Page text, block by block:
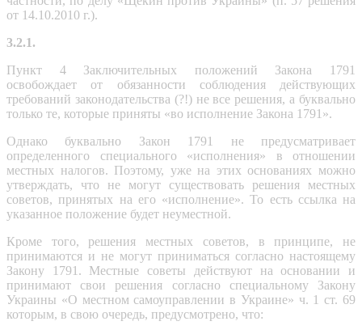
от 14.10.2010 г.).
3.2.1.
Пункт 4 Заключительных положений Закона 1791
освобождает от обязанности соблюдения действующих
требований законодательства (?!) не все решения, а буквально
только те, которые приняты «во исполнение Закона 1791».
Однако буквально Закон 1791 не предусматривает
определенного специального «исполнения» в отношении
местных налогов. Поэтому, уже на этих основаниях можно
утверждать, что не могут существовать решения местных
советов, принятых на его «исполнение». То есть ссылка на
указанное положение будет неуместной.
Кроме того, решения местных советов, в принципе, не
принимаются и не могут приниматься согласно настоящему
Закону 1791. Местные советы действуют на основании и
принимают свои решения согласно специальному Закону
Украины «О местном самоуправлении в Украине» ч. 1 ст. 69
которым, в свою очередь, предусмотрено, что: